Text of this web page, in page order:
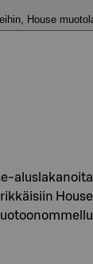
House